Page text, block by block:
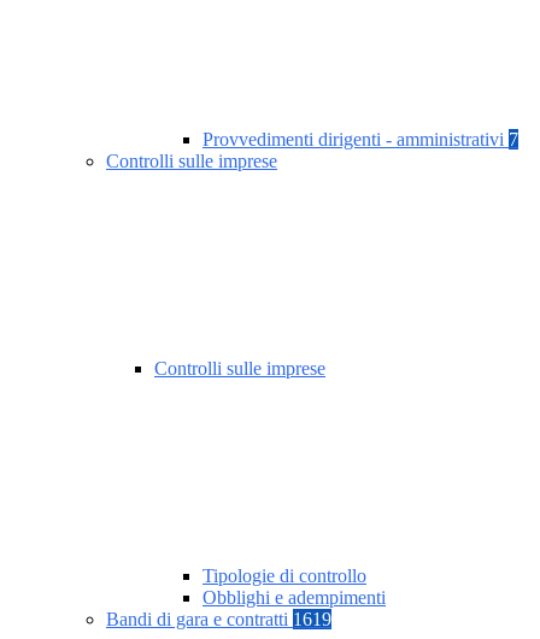
Provvedimenti dirigenti - amministrativi 7
Controlli sulle imprese
Controlli sulle imprese
Tipologie di controllo
Obblighi e adempimenti
Bandi di gara e contratti 1619